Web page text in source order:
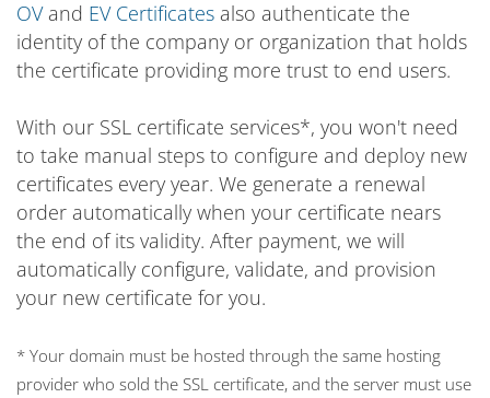
OVand EV Certificates also authenticate the
identity of the company or organization that holds
the certificate providing more trust to end users.
With our SSL certificate services*, you won't need
to take manual steps to configure and deploy new
certificates every year. We generate a renewal
order automatically when your certificate nears
the end of its validity. After payment, we will
automatically configure, validate, and provision
your new certificate for you.
* Your domain must be hosted through the same hosting
provider who sold the SSL certificate, and the server must use